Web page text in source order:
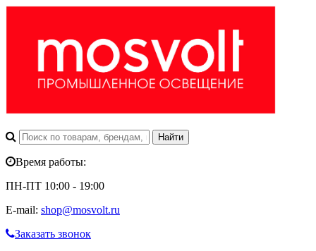
Время работы:
ПН-ПТ 10:00 - 19:00
E-mail: shop@mosvolt.ru
Заказать звонок